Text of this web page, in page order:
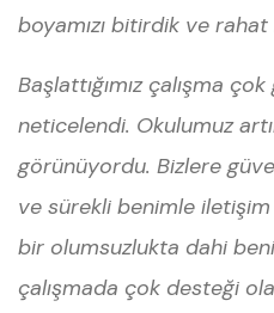
boyamızı bitirdik ve rahat
Başlattığımız çalışma
neticelendi. Okulumuz
görünüyordu. Bizlere
ve sürekli benimle
bir olumsuzlukta dahi
çalışmada çok desteği